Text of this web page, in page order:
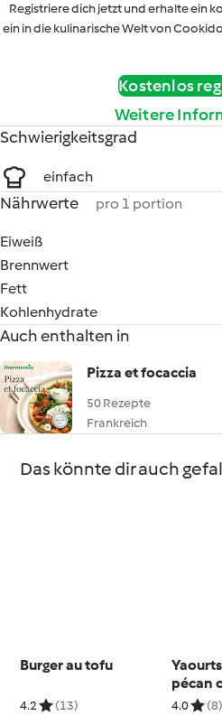
Registriere dich jetzt und erhalte ein
ein in die kulinarische Welt von
Kostenlos
Weitere
Schwierigkeitsgrad
einfach
Nährwerte pro 1 portion
Eiweiß
Brennwert
Fett
Kohlenhydrate
Auch enthalten in
Pizza et focaccia
50 Rezepte
Frankreich
Das könnte dir auch
Burger au tofu
4.2 (13)
pécan
4.0 (8)